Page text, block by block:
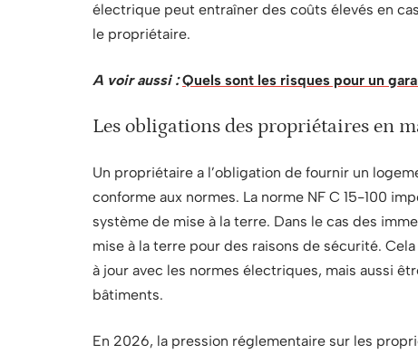
électrique peut entraîner des coûts élevés en
le propriétaire.
A voir aussi : Quels sont les risques pour un
Les obligations des propriétaires en
Un propriétaire a l’obligation de fournir un
conforme aux normes. La norme NF C 15-100
système de mise à la terre. Dans le cas des
mise à la terre pour des raisons de sécurité.
à jour avec les normes électriques, mais aussi
bâtiments.
En 2026, la pression réglementaire sur les